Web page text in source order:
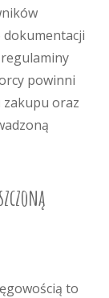
dokumentacji
powinni
zakupu oraz
to